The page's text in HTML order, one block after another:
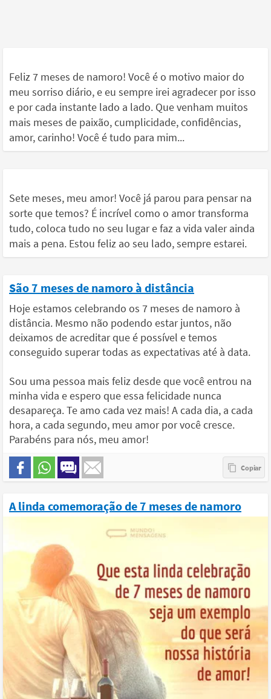
Feliz 7 meses de namoro! Você é o motivo maior do
meu sorriso diário, e eu sempre irei agradecer por isso
e por cada instante lado a lado. Que venham muitos
mais meses de paixão, cumplicidade, confidências,
amor, carinho! Você é tudo para mim...
Sete meses, meu amor! Você já parou para pensar na
sorte que temos? É incrível como o amor transforma
tudo, coloca tudo no seu lugar e faz a vida valer ainda
mais a pena. Estou feliz ao seu lado, sempre estarei.
São 7 meses de namoro à distância
Hoje estamos celebrando os 7 meses de namoro à
distância. Mesmo não podendo estar juntos, não
deixamos de acreditar que é possível e temos
conseguido superar todas as expectativas até à data.
Sou uma pessoa mais feliz desde que você entrou na
minha vida e espero que essa felicidade nunca
desapareça. Te amo cada vez mais! A cada dia, a cada
hora, a cada segundo, meu amor por você cresce.
Parabéns para nós, meu amor!
A linda comemoração de 7 meses de namoro